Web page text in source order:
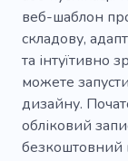
веб-шаблон
складову,
та інтуїтивно
можете
дизайну.
обліковий
безкоштовний